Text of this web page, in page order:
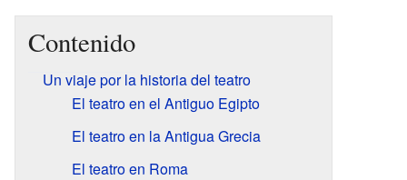
Contenido
Un viaje por la historia del teatro
El teatro en el Antiguo Egipto
El teatro en la Antigua Grecia
El teatro en Roma